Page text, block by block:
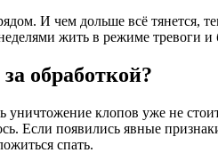
И чем дольше всё тянется,
жить в режиме тревоги и
обработкой?
уничтожение клопов уже не
Если появились явные
спать.